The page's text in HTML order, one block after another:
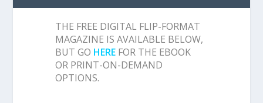
THE FREE DIGITAL FLIP-FORMAT
MAGAZINE IS AVAILABLE BELOW,
BUT GO HERE FOR THE EBOOK
OR PRINT-ON-DEMAND
OPTIONS.